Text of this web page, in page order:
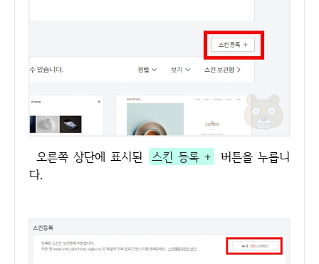
오른쪽 상단에 표시된 스킨 등록 +
버튼을 누릅니
다.